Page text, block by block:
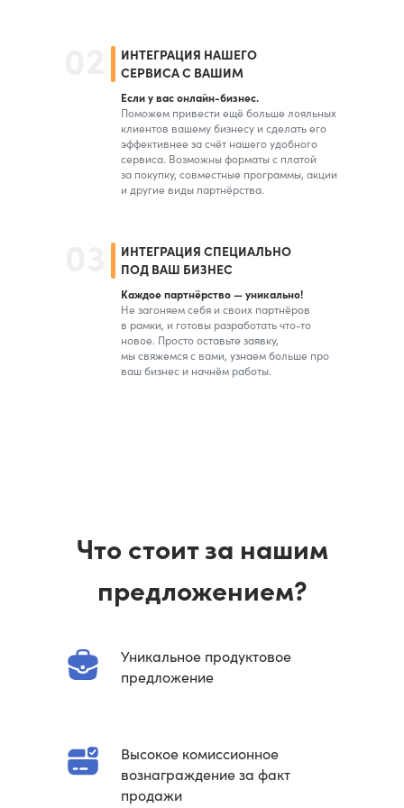
Каждое партнёрство — уникально!
Не загоняем себя и своих партнёров
в рамки, и готовы разработать что-то
новое. Просто оставьте заявку,
мы свяжемся с вами, узнаем больше про
ваш бизнес и начнём работы.
ИНТЕГРАЦИЯ СПЕЦИАЛЬНО
ПОД ВАШ БИЗНЕС
Если у вас онлайн-бизнес.
Поможем привести ещё больше лояльных
клиентов вашему бизнесу и сделать его
эффективнее за счёт нашего удобного
сервиса. Возможны форматы с платой
за покупку, совместные программы, акции
и другие виды партнёрства.
ИНТЕГРАЦИЯ НАШЕГО
СЕРВИСА С ВАШИМ
Что стоит за нашим
предложением?
Высокое комиссионное
вознаграждение за факт
продажи
Уникальное продуктовое
предложение